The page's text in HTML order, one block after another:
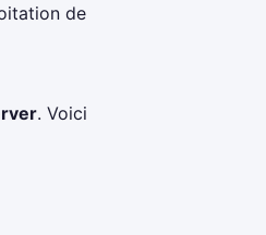
de
. Voici